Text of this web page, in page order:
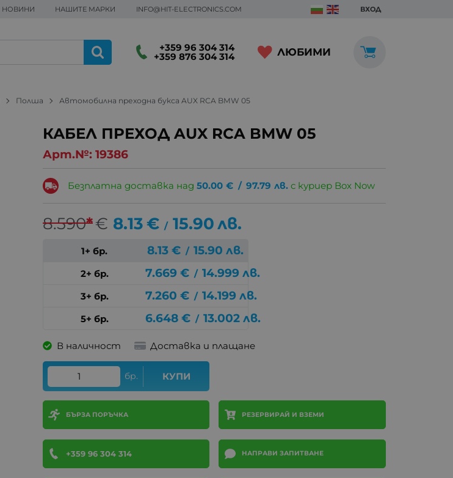
НОВИНИ НАШИТЕ МАРКИ INFO@HIT-ELECTRONICS.COM ВХОД
+359 96 304 314
+359 876 304 314 ЛЮБИМИ
Полша Автомобилна преходна букса AUX RCA BMW 05
КАБЕЛ ПРЕХОД AUX RCA BMW 05
Арт.№: 19386
Безплатна доставка над50.00 € / 97.79 лв. с куриер Box Now
8.590*€ 8.13€ / 15.90лв.
1+ бр. 8.13 € / 15.90 лв.
2+ бр. 7.669 € / 14.999 лв.
3+ бр. 7.260 € / 14.199 лв.
5+ бр. 6.648 € / 13.002 лв.
В наличност Доставка и плащане
бр. КУПИ
БЪРЗА ПОРЪЧКА РЕЗЕРВИРАЙ И ВЗЕМИ
+359 96 304 314 НАПРАВИ ЗАПИТВАНЕ